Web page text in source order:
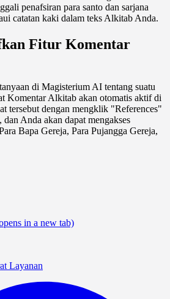
penafsiran para santo dan sarjana
catatan kaki dalam teks Alkitab Anda.
Fitur Komentar
di Magisterium AI tentang suatu
Komentar Alkitab akan otomatis aktif di
tersebut dengan mengklik "References"
Anda akan dapat mengakses
Bapa Gereja, Para Pujangga Gereja,
in a new tab)
Layanan